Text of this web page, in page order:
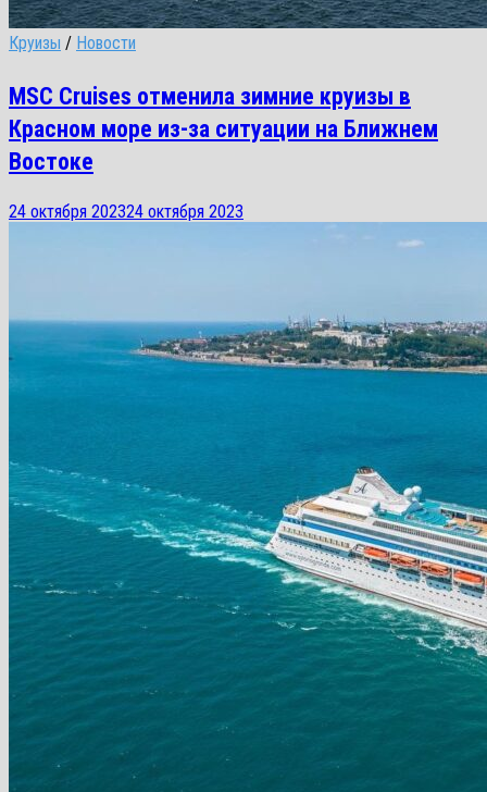
Круизы / Новости
MSC Cruises отменила зимние круизы в
Красном море из-за ситуации на Ближнем
Востоке
24 октября 202324 октября 2023